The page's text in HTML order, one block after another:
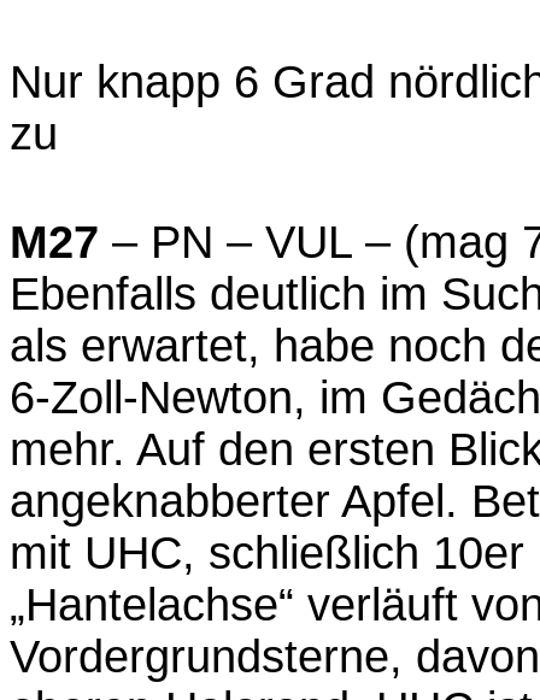
Nur knapp 6 Grad
zu
M27 – PN – VUL – (mag
Ebenfalls deutlich im
als erwartet, habe noch
6-Zoll-Newton, im
mehr. Auf den ersten
angeknabberter Apfel.
mit UHC, schließlich
„Hantelachse“ verläuft
Vordergrundsterne,